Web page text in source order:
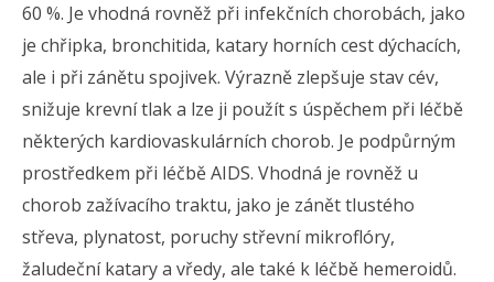
60 %. Je vhodná rovněž při infekčních chorobách, jako
je chřipka, bronchitida, katary horních cest dýchacích,
ale i při zánětu spojivek. Výrazně zlepšuje stav cév,
snižuje krevní tlak a lze ji použít s úspěchem při léčbě
některých kardiovaskulárních chorob. Je podpůrným
prostředkem při léčbě AIDS. Vhodná je rovněž u
chorob zažívacího traktu, jako je zánět tlustého
střeva, plynatost, poruchy střevní mikroflóry,
žaludeční katary a vředy, ale také k léčbě hemeroidů.